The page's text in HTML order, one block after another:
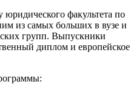
факультета по
из самых больших в вузе и
групп. Выпускники
диплом и европейское